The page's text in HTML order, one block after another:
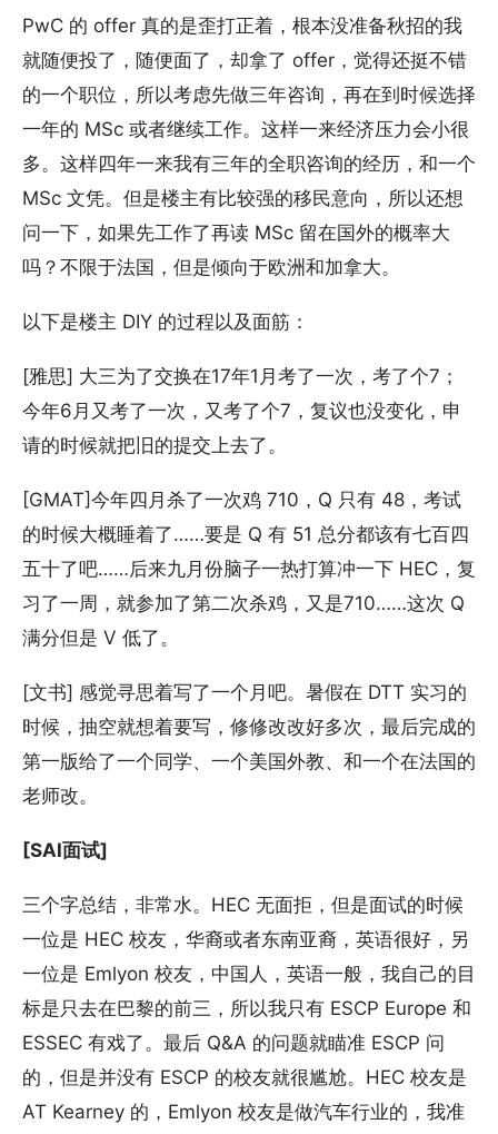
PwC 的 offer 真的是歪打正着，根本没准备秋招的我
就随便投了，随便面了，却拿了 offer，觉得还挺不错
的一个职位，所以考虑先做三年咨询，再在到时候选择
一年的 MSc 或者继续工作。这样一来经济压力会小很
多。这样四年一来我有三年的全职咨询的经历，和一个
MSc 文凭。但是楼主有比较强的移民意向，所以还想
问一下，如果先工作了再读 MSc 留在国外的概率大
吗？不限于法国，但是倾向于欧洲和加拿大。
以下是楼主 DIY 的过程以及面筋：
[雅思] 大三为了交换在17年1月考了一次，考了个7；
今年6月又考了一次，又考了个7，复议也没变化，申
请的时候就把旧的提交上去了。
[GMAT]今年四月杀了一次鸡 710，Q 只有 48，考试
的时候大概睡着了……要是 Q 有 51 总分都该有七百四
五十了吧……后来九月份脑子一热打算冲一下 HEC，复
习了一周，就参加了第二次杀鸡，又是710……这次 Q
满分但是 V 低了。
[文书] 感觉寻思着写了一个月吧。暑假在 DTT 实习的
时候，抽空就想着要写，修修改改好多次，最后完成的
第一版给了一个同学、一个美国外教、和一个在法国的
老师改。
[SAI面试]
三个字总结，非常水。HEC 无面拒，但是面试的时候
一位是 HEC 校友，华裔或者东南亚裔，英语很好，另
一位是 Emlyon 校友，中国人，英语一般，我自己的目
标是只去在巴黎的前三，所以我只有 ESCP Europe 和
ESSEC 有戏了。最后 Q&A 的问题就瞄准 ESCP 问
的，但是并没有 ESCP 的校友就很尴尬。HEC 校友是
AT Kearney 的，Emlyon 校友是做汽车行业的，我准